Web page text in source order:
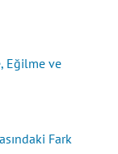
Eğilme ve
Fark